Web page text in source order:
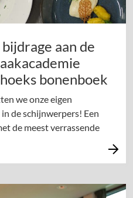
aan de
bonenboek
we onze eigen
de schijnwerpers! Een
de meest verrassende